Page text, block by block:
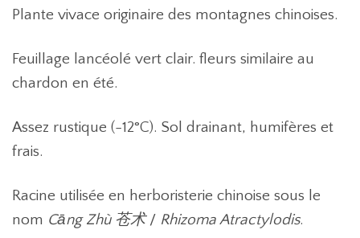
Plante vivace originaire des montagnes chinoises.
Feuillage lancéolé vert clair. fleurs similaire au
chardon en été.
Assez rustique (-12°C). Sol drainant, humifères et
frais.
Racine utilisée en herboristerie chinoise sous le
nom Cāng Zhù 苍术/ Rhizoma Atractylodis.